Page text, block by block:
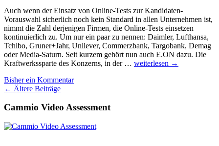
Auch wenn der Einsatz von Online-Tests zur Kandidaten-
Vorauswahl sicherlich noch kein Standard in allen Unternehmen ist,
nimmt die Zahl derjenigen Firmen, die Online-Tests einsetzen
kontinuierlich zu. Um nur ein paar zu nennen: Daimler, Lufthansa,
Tchibo, Gruner+Jahr, Unilever, Commerzbank, Targobank, Demag
oder Media-Saturn. Seit kurzem gehört nun auch E.ON dazu. Die
Kraftwerkssparte des Konzerns, in der … E.ON
weiterlesen →
Bisher ein Kommentar
Beitragsnavigation
← Ältere Beiträge
Cammio Video Assessment